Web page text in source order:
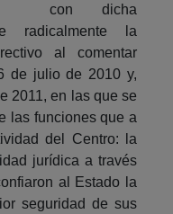
con dicha
radicalmente la
al comentar
de julio de 2010 y,
2011, en las que se
las funciones que a
del Centro: la
jurídica a través
al Estado la
seguridad de sus